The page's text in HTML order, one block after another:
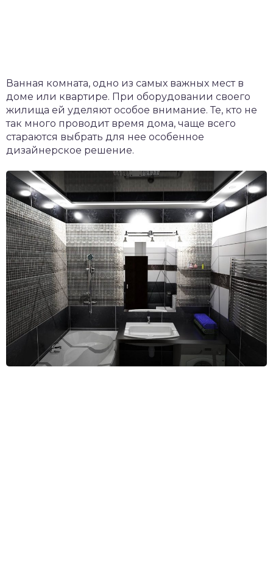
Ванная комната, одно из самых важных мест в
доме или квартире. При оборудовании своего
жилища ей уделяют особое внимание. Те, кто не
так много проводит время дома, чаще всего
стараются выбрать для нее особенное
дизайнерское решение.